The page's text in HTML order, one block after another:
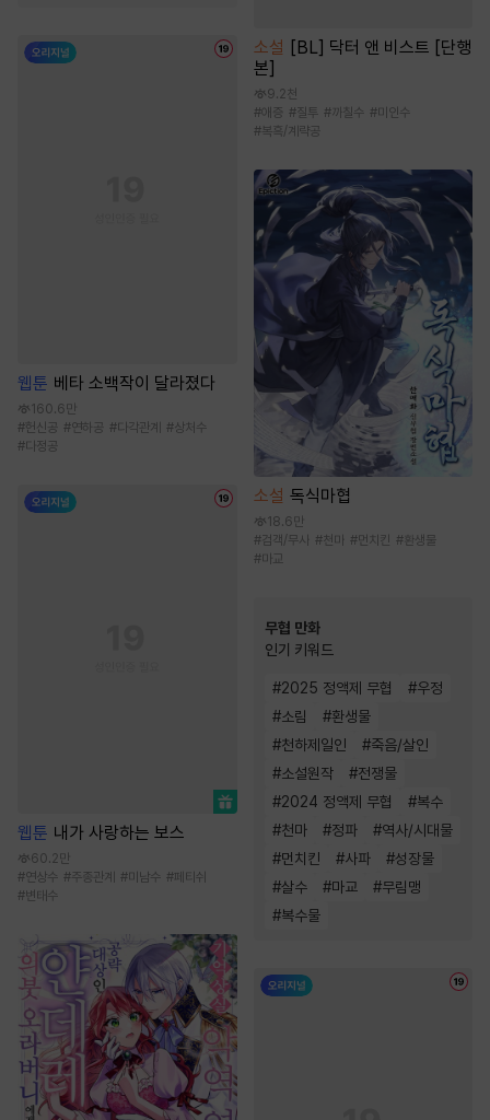
웹툰 베타 소백작이 달라졌다
160.6만
#헌신공 #연하공 #다각관계 #상처수
#다정공
웹툰 내가 사랑하는 보스
60.2만
#연상수 #주종관계 #미남수 #페티쉬
#변태수
소설
[BL] 닥터 앤 비스트 [단행
본]
9.2천
#애증 #질투 #까칠수 #미인수
#복흑/계략공
소설 독식마협
18.6만
#검객/무사 #천마 #먼치킨 #환생물
#마교
무협 만화
인기 키워드
#2025 정액제 무협 #우정
#소림 #환생물
#천하제일인 #죽음/살인
#소설원작 #전쟁물
#2024 정액제 무협 #복수
#천마 #정파 #역사/시대물
#먼치킨 #사파 #성장물
#살수 #마교 #무림맹
#복수물